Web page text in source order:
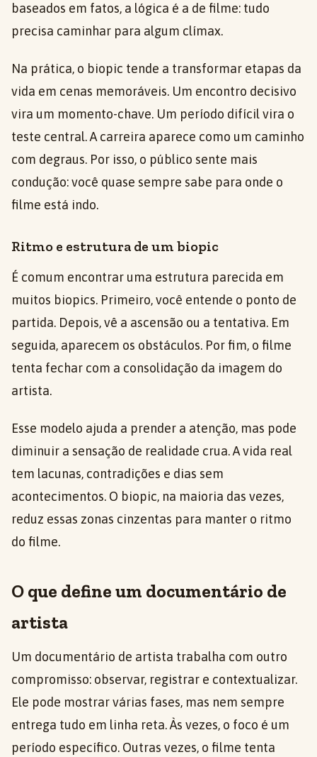
baseados em fatos, a lógica é a de filme: tudo
precisa caminhar para algum clímax.
Na prática, o biopic tende a transformar etapas da
vida em cenas memoráveis. Um encontro decisivo
vira um momento-chave. Um período difícil vira o
teste central. A carreira aparece como um caminho
com degraus. Por isso, o público sente mais
condução: você quase sempre sabe para onde o
filme está indo.
Ritmo e estrutura de um biopic
É comum encontrar uma estrutura parecida em
muitos biopics. Primeiro, você entende o ponto de
partida. Depois, vê a ascensão ou a tentativa. Em
seguida, aparecem os obstáculos. Por fim, o filme
tenta fechar com a consolidação da imagem do
artista.
Esse modelo ajuda a prender a atenção, mas pode
diminuir a sensação de realidade crua. A vida real
tem lacunas, contradições e dias sem
acontecimentos. O biopic, na maioria das vezes,
reduz essas zonas cinzentas para manter o ritmo
do filme.
O que define um documentário de
artista
Um documentário de artista trabalha com outro
compromisso: observar, registrar e contextualizar.
Ele pode mostrar várias fases, mas nem sempre
entrega tudo em linha reta. Às vezes, o foco é um
período específico. Outras vezes, o filme tenta